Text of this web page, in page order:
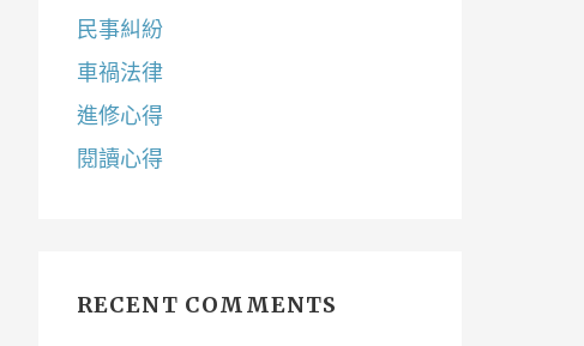
民事糾紛
車禍法律
進修心得
閱讀心得
RECENT COMMENTS